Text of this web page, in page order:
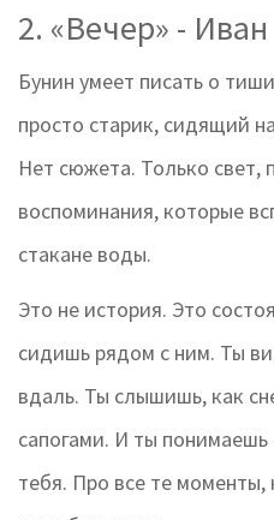
2. «Вечер» -
Бунин умеет писать о
просто старик, сидящий
Нет сюжета. Только свет,
воспоминания, которые
стакане воды.
Это не история. Это
сидишь рядом с ним. Ты
вдаль. Ты слышишь, как
сапогами. И ты понимаешь
тебя. Про все те